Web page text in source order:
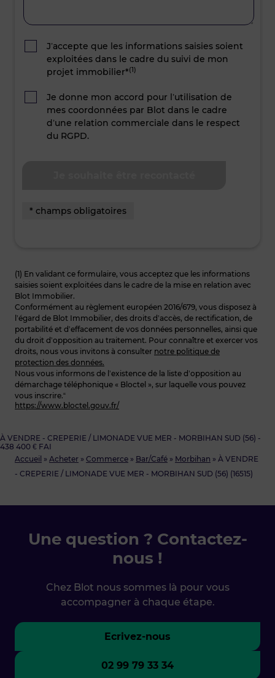
Accueil » Acheter » Commerce » Bar/Café » Morbihan » À VENDRE
- CREPERIE / LIMONADE VUE MER - MORBIHAN SUD (56) (16515)
À VENDRE - CREPERIE / LIMONADE VUE MER - MORBIHAN SUD (56) -
438 400 € FAI
J’accepte que les informations saisies soient
exploitées dans le cadre du suivi de mon
projet immobilier*(1)
Je donne mon accord pour l’utilisation de
mes coordonnées par Blot dans le cadre
d’une relation commerciale dans le respect
du RGPD.
* champs obligatoires
(1) En validant ce formulaire, vous acceptez que les informations
saisies soient exploitées dans le cadre de la mise en relation avec
Blot Immobilier.
Conformément au règlement européen 2016/679, vous disposez à
l’égard de Blot Immobilier, des droits d’accès, de rectification, de
portabilité et d’effacement de vos données personnelles, ainsi que
du droit d’opposition au traitement. Pour connaître et exercer vos
droits, nous vous invitons à consulter notre politique de
protection des données.
Nous vous informons de l’existence de la liste d’opposition au
démarchage téléphonique « Bloctel », sur laquelle vous pouvez
vous inscrire.“
https://www.bloctel.gouv.fr/
Une question ? Contactez-
nous !
Chez Blot nous sommes là pour vous
accompagner à chaque étape.
Ecrivez-nous
02 99 79 33 34